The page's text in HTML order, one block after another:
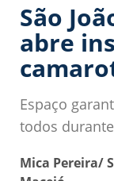
São
abre
Espaço
todos
Mica Pereira/